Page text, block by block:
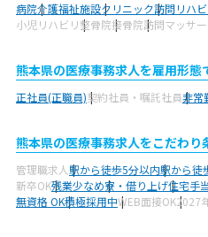
病院介護福祉施設クリニック訪問リハ
小児リハビリ整骨院接骨院訪問マッサ
熊本県の医療事務求人を雇用形態
正社員(正職員)契約社員・嘱託社員非常
熊本県の医療事務求人をこだわり
管理職求人駅から徒歩5分以内駅から徒
新卒OK残業少なめ寮・借り上げ住宅手
無資格 OK積極採用中WEB面接OK2027